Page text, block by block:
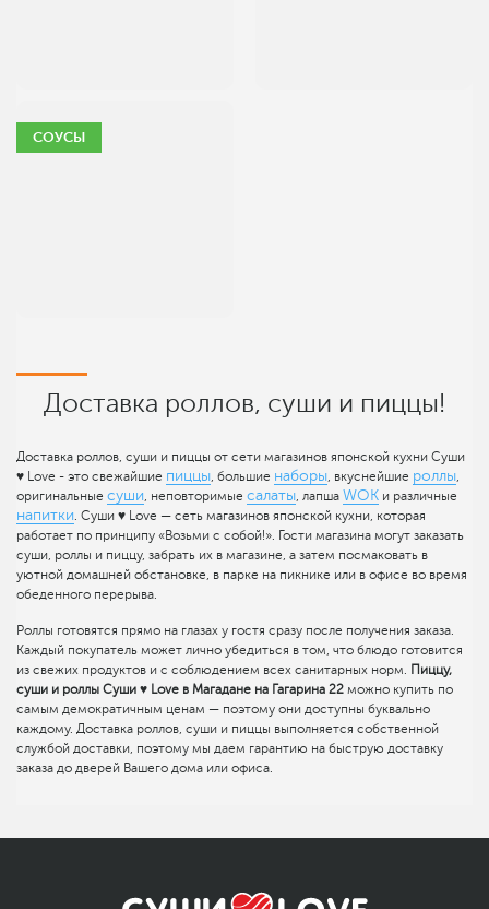
СОУСЫ
Доставка роллов, суши и пиццы!
Доставка роллов, суши и пиццы от сети магазинов японской кухни Суши
♥ Love - это свежайшие пиццы, большие наборы, вкуснейшие роллы,
оригинальные суши, неповторимые салаты, лапша WOK и различные
напитки. Суши ♥ Love — сеть магазинов японской кухни, которая
работает по принципу «Возьми с собой!». Гости магазина могут заказать
суши, роллы и пиццу, забрать их в магазине, а затем посмаковать в
уютной домашней обстановке, в парке на пикнике или в офисе во время
обеденного перерыва.
Роллы готовятся прямо на глазах у гостя сразу после получения заказа.
Каждый покупатель может лично убедиться в том, что блюдо готовится
из свежих продуктов и с соблюдением всех санитарных норм. Пиццу,
суши и роллы Суши ♥ Love в Магадане на Гагарина 22 можно купить по
самым демократичным ценам — поэтому они доступны буквально
каждому. Доставка роллов, суши и пиццы выполняется собственной
службой доставки, поэтому мы даем гарантию на быструю доставку
заказа до дверей Вашего дома или офиса.